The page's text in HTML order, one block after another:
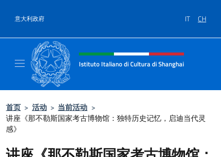
意大利政府 IT CH
标题站点、社交和菜单
Istituto Italiano di Cultura di Shanghai
首页 > 活动 > 当前活动 >
讲座《那不勒斯国家考古博物馆：独特历史记忆，启迪当代灵
感》